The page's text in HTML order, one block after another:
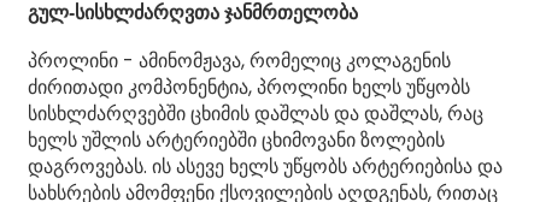
გულ-სისხლძარღვთა ჯანმრთელობა
პროლინი - ამინომჟავა, რომელიც კოლაგენის
ძირითადი კომპონენტია, პროლინი ხელს უწყობს
სისხლძარღვებში ცხიმის დაშლას და დაშლას, რაც
ხელს უშლის არტერიებში ცხიმოვანი ზოლების
დაგროვებას. ის ასევე ხელს უწყობს არტერიებისა და
სახსრების ამომფენი ქსოვილების აღდგენას, რითაც